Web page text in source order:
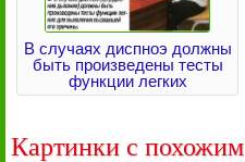
В случаях диспноэ должны
быть произведены тесты
функции легких
Картинки с